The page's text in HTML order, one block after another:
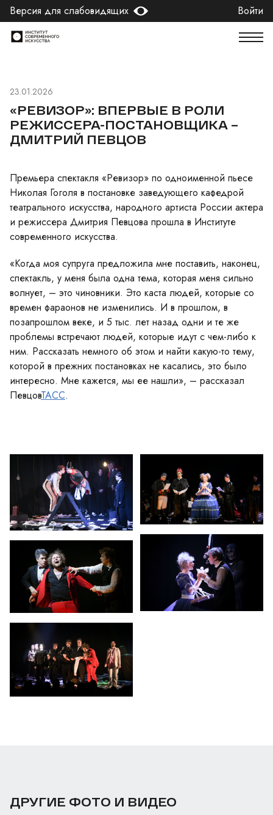
Версия для слабовидящих Войти
23.01.2026
«РЕВИЗОР»: ВПЕРВЫЕ В РОЛИ
РЕЖИССЕРА-ПОСТАНОВЩИКА –
ДМИТРИЙ ПЕВЦОВ
Премьера спектакля «Ревизор» по одноименной пьесе
Николая Гоголя в постановке заведующего кафедрой
театрального искусства, народного артиста России актера
и режиссера Дмитрия Певцова прошла в Институте
современного искусства.
«Когда моя супруга предложила мне поставить, наконец,
спектакль, у меня была одна тема, которая меня сильно
волнует, – это чиновники. Это каста людей, которые со
времен фараонов не изменились. И в прошлом, в
позапрошлом веке, и 5 тыс. лет назад одни и те же
проблемы встречают людей, которые идут с чем-либо к
ним. Рассказать немного об этом и найти какую-то тему,
которой в прежних постановках не касались, это было
интересно. Мне кажется, мы ее нашли», – рассказал
ПевцовТАСС.
ДРУГИЕ ФОТО И ВИДЕО